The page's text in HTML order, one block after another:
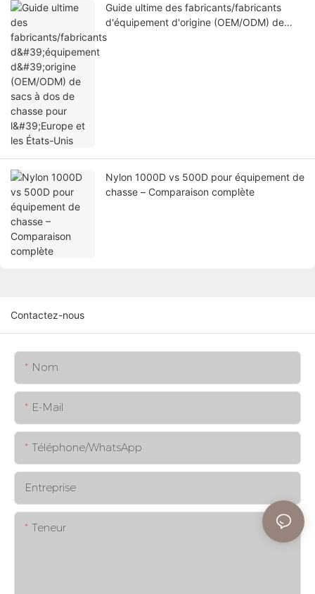
Guide ultime des fabricants/fabricants
d'équipement d'origine (OEM/ODM) de
sacs à dos de chasse pour l'Europe et les
Nylon 1000D vs 500D pour équipement de
chasse – Comparaison complète
Contactez-nous
Nom
E-Mail
Téléphone/WhatsApp
Entreprise
Teneur